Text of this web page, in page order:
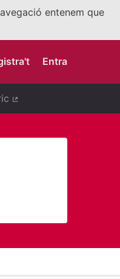
entenem que
Elegir el idioma
Entra